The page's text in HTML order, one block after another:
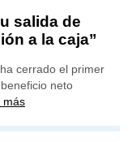
salida de
a la caja”
cerrado el primer
neto
más